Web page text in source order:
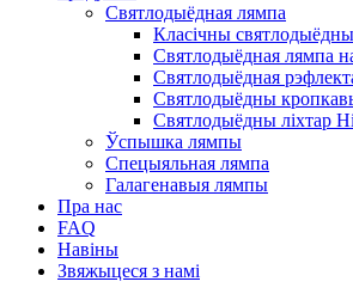
Святлодыёдная лямпа
Класічны святлодыёдны
Святлодыёдная лямпа
Святлодыёдная
Святлодыёдны
Святлодыёдны ліхтар
Ўспышка лямпы
Спецыяльная лямпа
Галагенавыя лямпы
Пра нас
FAQ
Навіны
Звяжыцеся з намі